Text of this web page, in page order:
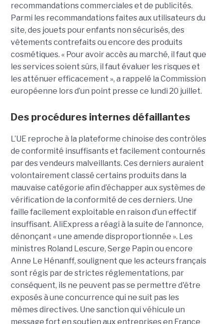
recommandations commerciales et de publicités.
Parmi les recommandations faites aux utilisateurs du
site, des jouets pour enfants non sécurisés, des
vêtements contrefaits ou encore des produits
cosmétiques. « Pour avoir accès au marché, il faut que
les services soient sûrs, il faut évaluer les risques et
les atténuer efficacement », a rappelé la Commission
européenne lors d’un point presse ce lundi 20 juillet.
Des procédures internes défaillantes
L’UE reproche à la plateforme chinoise des contrôles
de conformité insuffisants et facilement contournés
par des vendeurs malveillants. Ces derniers auraient
volontairement classé certains produits dans la
mauvaise catégorie afin d’échapper aux systèmes de
vérification de la conformité de ces derniers. Une
faille facilement exploitable en raison d’un effectif
insuffisant. AliExpress a réagi à la suite de l’annonce,
dénonçant « une amende disproportionnée ». Les
ministres Roland Lescure, Serge Papin ou encore
Anne Le Hénanff, soulignent que les acteurs français
sont régis par de strictes réglementations, par
conséquent, ils ne peuvent pas se permettre d'être
exposés à une concurrence qui ne suit pas les
mêmes directives. Une sanction qui véhicule un
message fort en soutien aux entreprises en France